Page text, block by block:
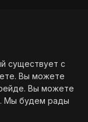
существует с
Вы можете
Вы можете
. Мы будем рады